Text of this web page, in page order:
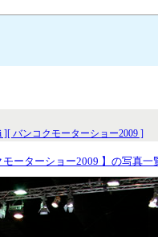
][ バンコクモーターショー2009 ]
モーターショー2009 】の写真一